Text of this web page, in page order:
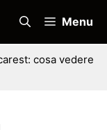
Menu
cosa vedere